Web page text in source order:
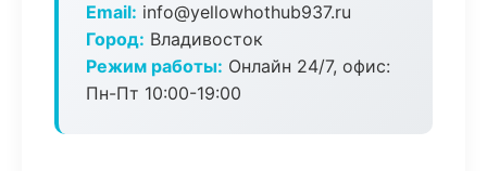
Email: info@yellowhothub937.ru
Город: Владивосток
Режим работы: Онлайн 24/7, офис:
Пн-Пт 10:00-19:00